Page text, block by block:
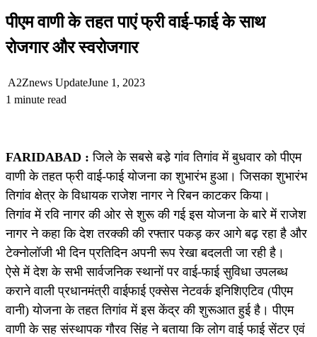
पीएम वाणी के तहत पाएं फ्री वाई-फाई के साथ
रोजगार और स्वरोजगार
A2Znews UpdateJune 1, 2023
1 minute read
FARIDABAD : जिले के सबसे बडे़ गांव तिगांव में बुधवार को पीएम
वाणी के तहत फ्री वाई-फाई योजना का शुभारंभ हुआ। जिसका शुभारंभ
तिगांव क्षेत्र के विधायक राजेश नागर ने रिबन काटकर किया।
तिगांव में रवि नागर की ओर से शुरू की गई इस योजना के बारे में राजेश
नागर ने कहा कि देश तरक्की की रफ्तार पकड़ कर आगे बढ़ रहा है और
टेक्नोलॉजी भी दिन प्रतिदिन अपनी रूप रेखा बदलती जा रही है।
ऐसे में देश के सभी सार्वजनिक स्थानों पर वाई-फाई सुविधा उपलब्ध
कराने वाली प्रधानमंत्री वाईफाई एक्सेस नेटवर्क इनिशिएटिव (पीएम
वानी) योजना के तहत तिगांव में इस केंद्र की शुरूआत हुई है। पीएम
वाणी के सह संस्थापक गौरव सिंह ने बताया कि लोग वाई फाई सेंटर एवं